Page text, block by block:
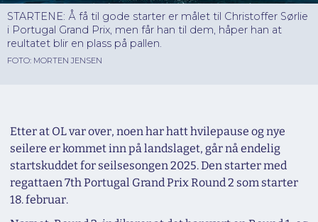
STARTENE: Å få til gode starter er målet til Christoffer Sørlie
i Portugal Grand Prix, men får han til dem, håper han at
reultatet blir en plass på pallen.
FOTO: MORTEN JENSEN
Etter at OL var over, noen har hatt hvilepause og nye
seilere er kommet inn på landslaget, går nå endelig
startskuddet for seilsesongen 2025. Den starter med
regattaen 7th Portugal Grand Prix Round 2 som starter
18. februar.